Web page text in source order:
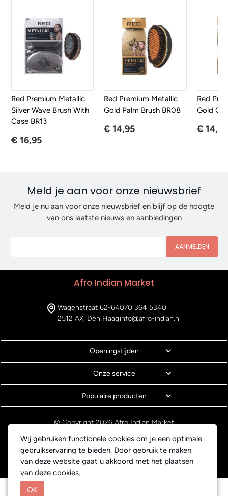
Wij gebruiken functionele cookies om je een optimale
gebruikservaring te bieden. Door gebruik te maken
van deze website gaat u akkoord met het plaatsen
van deze cookies.
OK
Red Premium Metallic
Silver Wave Brush With
Case BR13
€ 16,95
Red Premium Metallic
Gold Palm Brush BR08
€ 14,95
Red
Gold
€ 14,95
Meld je aan voor onze nieuwsbrief
Meld je nu aan voor onze nieuwsbrief en blijf op de hoogte
van ons laatste nieuws en aanbiedingen
AANMELDEN
Afro Indian Market
Wagenstraat 62-64
2512 AX, Den Haag
070 364 5340
info@afro-indian.nl
Openingstijden
Onze service
Populaire producten
© Copyright 2026 Afro Indian Market
Privacyverklaring
Webdesign BEWISE Solutions